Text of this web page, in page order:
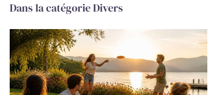
Dans la catégorie Divers